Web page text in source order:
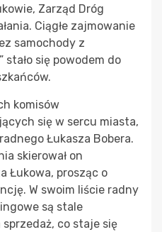
Zarząd Dróg
Ciągłe zajmowanie
samochody z
stało się powodem do
komisów
się w sercu miasta,
Łukasza Bobera.
skierował on
Łukowa, prosząc o
W swoim liście radny
są stale
sprzedaż, co staje się